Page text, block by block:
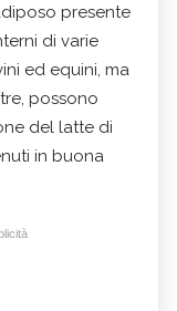
presente
di varie
ed equini, ma
possono
del latte di
in buona